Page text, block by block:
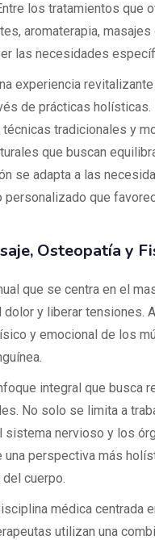
los tratamientos que
aromaterapia,
las necesidades
experiencia
de prácticas
tradicionales y
que buscan
se adapta a las
que
Osteopatía y
que se centra en el
y liberar tensiones.
y emocional de los
integral que busca
No solo se limita a
sistema nervioso y los
perspectiva más
cuerpo.
médica centrada
utilizan una